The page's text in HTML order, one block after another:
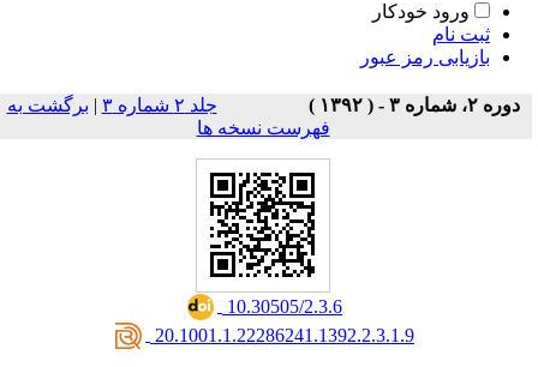
ورود خودکار
ثبت نام
بازیابی رمز عبور
دوره ۲، شماره ۳ - ( ۱۳۹۲ ) جلد ۲ شماره ۳ | برگشت به
فهرست نسخه ها
‎ 10.30505/2.3.6
‎ 20.1001.1.22286241.1392.2.3.1.9